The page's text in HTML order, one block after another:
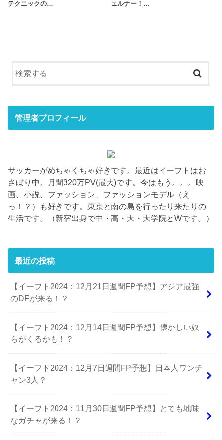
テクニックの… ェルナー！…
管理者プロフィール
サッカーがめちゃくちゃ好きです。最近はイーフトはお
さぼり中。月間320万PV(最大)です。今はもう。。。映
画、小説、ファッション、ファッションモデル（え
っ！？）も好きです。東京と南の島を行ったり来たりの
生活です。（新宿出身で中・高・大・大学院とWです。）
最近の投稿
【イーフト2024：12月21日週間FP予想】アジア最強
のDFが来る！？
【イーフト2024：12月14日週間FP予想】懐かしい奴
らがくるかも！？
【イーフト2024：12月7日週間FP予想】日本人ワンチ
ャン3人？
【イーフト2024：11月30日週間FP予想】とても地味
なガチャが来る！？